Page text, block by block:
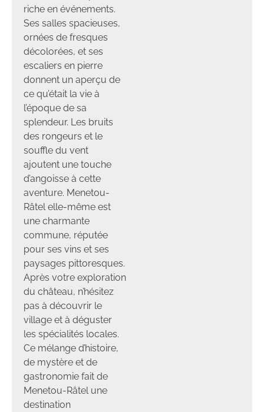
riche en événements.
Ses salles spacieuses,
ornées de fresques
décolorées, et ses
escaliers en pierre
donnent un aperçu de
ce qu’était la vie à
l’époque de sa
splendeur. Les bruits
des rongeurs et le
souffle du vent
ajoutent une touche
d’angoisse à cette
aventure. Menetou-
Râtel elle-même est
une charmante
commune, réputée
pour ses vins et ses
paysages pittoresques.
Après votre exploration
du château, n’hésitez
pas à découvrir le
village et à déguster
les spécialités locales.
Ce mélange d’histoire,
de mystère et de
gastronomie fait de
Menetou-Râtel une
destination